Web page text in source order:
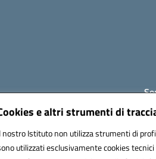
e altri strumenti di
nostro Istituto non utilizza strumenti di
utilizzati esclusivamente cookies